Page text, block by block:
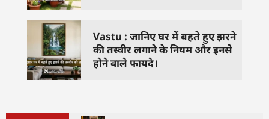
Vastu : जानिए घर में बहते हुए झरने
की तस्वीर लगाने के नियम और इनसे
होने वाले फायदे।